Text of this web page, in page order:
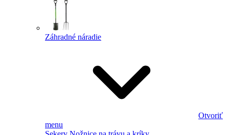
Záhradné náradie
Otvoriť
menu